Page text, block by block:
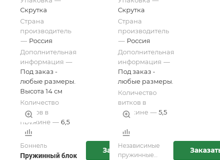
Скрутка
Страна
производитель
— Россия
Дополнительная
информация —
Под заказ -
любые размеры.
Высота 14 см
Количество
витков в
пружине — 6,5
Скрутка
Страна
производитель
— Россия
Дополнительная
информация —
Под заказ -
любые размеры.
Количество
витков в
пружине — 5,5
Боннель
Пружинный блок
Заказать
Независимые
пружинные